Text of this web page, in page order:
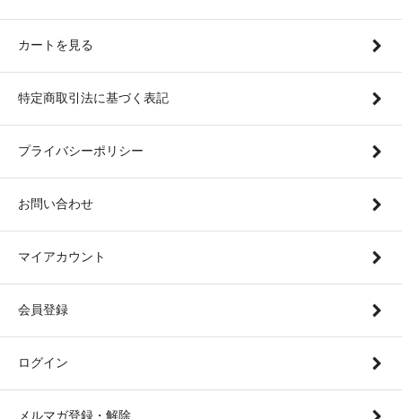
カートを見る
特定商取引法に基づく表記
プライバシーポリシー
お問い合わせ
マイアカウント
会員登録
ログイン
メルマガ登録・解除